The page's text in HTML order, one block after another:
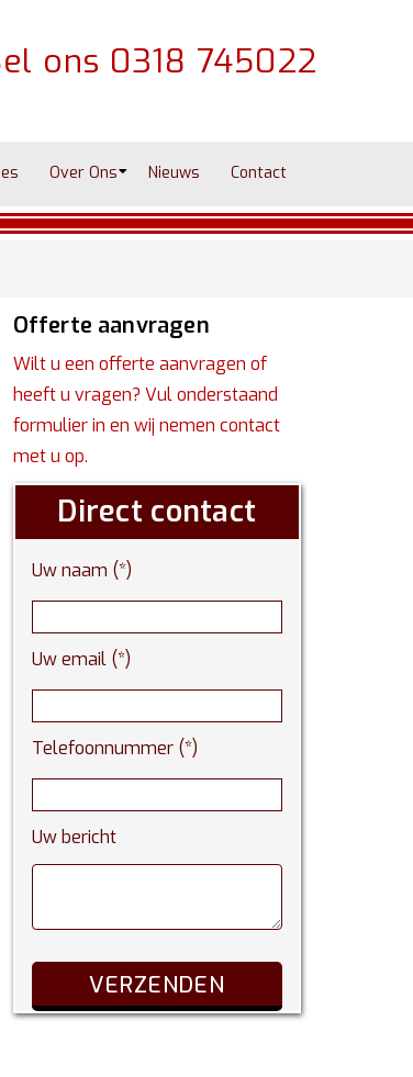
ons 0318 745022
Over Ons Nieuws Contact
Offerte aanvragen
Wilt u een offerte aanvragen of
heeft u vragen? Vul onderstaand
formulier in en wij nemen contact
met u op.
Direct contact
Uw naam (*)
Uw email (*)
Telefoonnummer (*)
Uw bericht